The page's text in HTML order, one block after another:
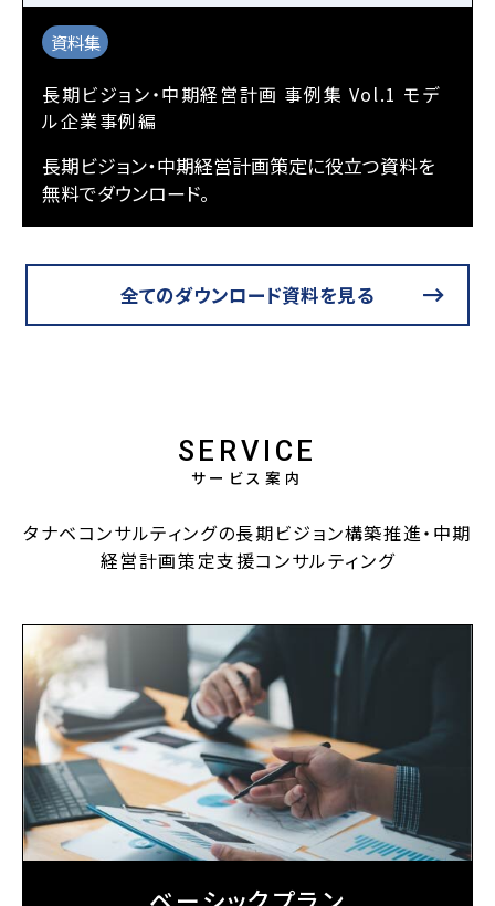
資料集
長期ビジョン・中期経営計画 事例集 Vol.1 モデ
ル企業事例編
長期ビジョン・中期経営計画策定に役立つ資料を
無料でダウンロード。
全てのダウンロード資料を見る
SERVICE
サービス案内
タナベコンサルティングの長期ビジョン構築推進・中期
経営計画策定支援コンサルティング